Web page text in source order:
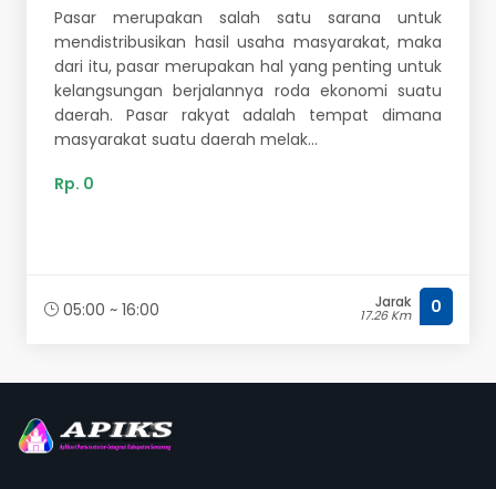
Pasar merupakan salah satu sarana untuk
mendistribusikan hasil usaha masyarakat, maka
dari itu, pasar merupakan hal yang penting untuk
kelangsungan berjalannya roda ekonomi suatu
daerah. Pasar rakyat adalah tempat dimana
masyarakat suatu daerah melak...
Rp. 0
05:00 ~ 16:00 Jarak
17.26 Km 0